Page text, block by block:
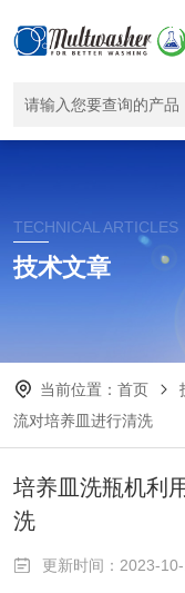
TECHNICAL ARTICLES
技术文章
当前位置： 首页
流对培养皿进行清洗
培养皿洗瓶机利
洗
更新时间：2023-